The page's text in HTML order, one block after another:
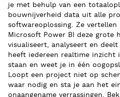
je met behulp van een
bouwnijverheid data uit alle
softwareoplossing. Ze
Microsoft Power BI deze grote
visualiseert, analyseert en
heeft iedereen realtime inzicht
staan en weet je in één
Loopt een project niet op
waar nodig en sta je aan het
onaangename verrassingen.